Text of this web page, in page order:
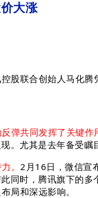
大涨
联合创始人马化
弹共同发挥了关键作
。尤其是去年备受
。 2月16日，微信宣
同时，腾讯旗下的
局和深远影响。